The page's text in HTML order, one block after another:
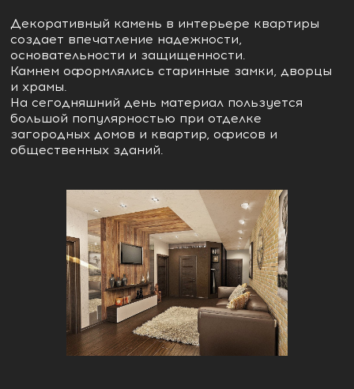
Декоративный камень в интерьере квартиры
создает впечатление надежности,
основательности и защищенности.
Камнем оформлялись старинные замки, дворцы
и храмы.
На сегодняшний день материал пользуется
большой популярностью при отделке
загородных домов и квартир, офисов и
общественных зданий.